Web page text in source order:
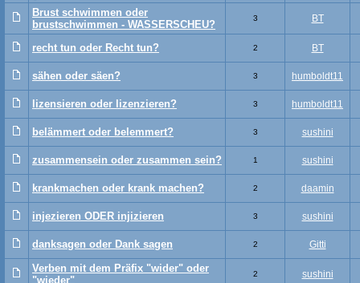
Brust schwimmen oder
brustschwimmen - WASSERSCHEU?
3 BT
recht tun oder Recht tun? 2 BT
sähen oder säen? 3 humboldt11
lizensieren oder lizenzieren? 3 humboldt11
belämmert oder belemmert? 3 sushini
zusammensein oder zusammen sein? 1 sushini
krankmachen oder krank machen? 2 daamin
injezieren ODER injizieren 3 sushini
danksagen oder Dank sagen 2 Gitti
Verben mit dem Präfix "wider" oder
"wieder"
2 sushini